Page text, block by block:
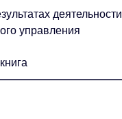
деятельности
управления